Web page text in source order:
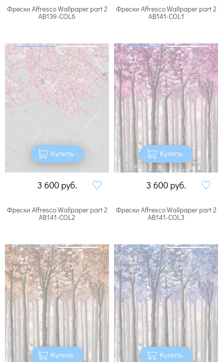
Фрески Affresco Wallpaper part 2
AB139-COL6
Купить
3 600 руб.
Фрески Affresco Wallpaper part 2
AB141-COL1
Купить
3 600 руб.
Фрески Affresco Wallpaper part 2
AB141-COL2
Купить
Фрески Affresco Wallpaper part 2
AB141-COL3
Купить